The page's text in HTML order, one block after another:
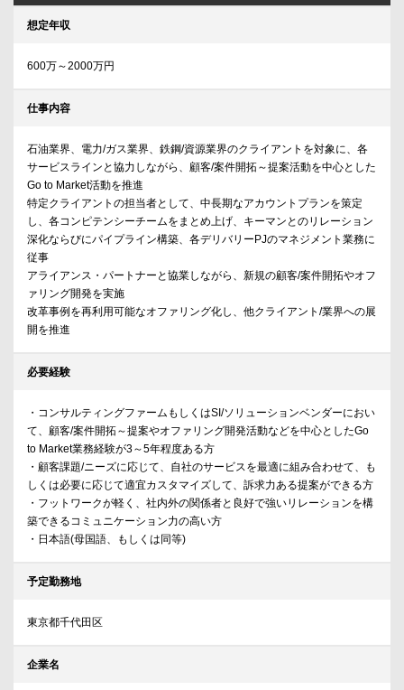
想定年収
600万～2000万円
仕事内容
石油業界、電力/ガス業界、鉄鋼/資源業界のクライアントを対象に、各
サービスラインと協力しながら、顧客/案件開拓～提案活動を中心とした
Go to Market活動を推進
特定クライアントの担当者として、中長期なアカウントプランを策定
し、各コンピテンシーチームをまとめ上げ、キーマンとのリレーション
深化ならびにパイプライン構築、各デリバリーPJのマネジメント業務に
従事
アライアンス・パートナーと協業しながら、新規の顧客/案件開拓やオフ
ァリング開発を実施
改革事例を再利用可能なオファリング化し、他クライアント/業界への展
開を推進
必要経験
・コンサルティングファームもしくはSI/ソリューションベンダーにおい
て、顧客/案件開拓～提案やオファリング開発活動などを中心としたGo
to Market業務経験が3～5年程度ある方
・顧客課題/ニーズに応じて、自社のサービスを最適に組み合わせて、も
しくは必要に応じて適宜カスタマイズして、訴求力ある提案ができる方
・フットワークが軽く、社内外の関係者と良好で強いリレーションを構
築できるコミュニケーション力の高い方
・日本語(母国語、もしくは同等)
予定勤務地
東京都千代田区
企業名